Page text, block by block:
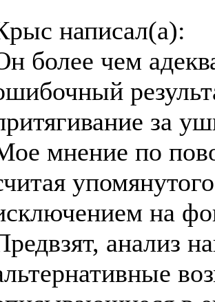
написал(а):
более чем
за
мнение по
на
анализ